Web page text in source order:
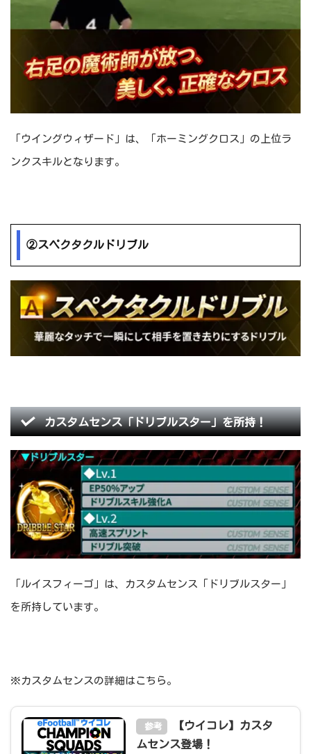
「ウイングウィザード」は、「ホーミングクロス」の上位ラ
ンクスキルとなります。
②スペクタクルドリブル
カスタムセンス「ドリブルスター」を所持！
「ルイスフィーゴ」は、カスタムセンス「ドリブルスター」
を所持しています。
※カスタムセンスの詳細はこちら。
参考
【ウイコレ】カスタ
ムセンス登場！